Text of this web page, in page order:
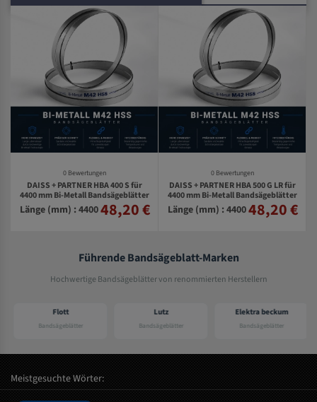
0 Bewertungen
DAISS + PARTNER HBA 400 S für
4400 mm Bi-Metall Bandsägeblätter
Länge (mm) : 440048,20 €
0 Bewertungen
DAISS + PARTNER HBA 500 G LR für
4400 mm Bi-Metall Bandsägeblätter
Länge (mm) : 440048,20 €
Führende Bandsägeblatt-Marken
Hochwertige Bandsägeblätter von renommierten Herstellern
Flott
Bandsägeblätter
Lutz
Bandsägeblätter
Elektra beckum
Bandsägeblätter
Meistgesuchte Wörter: